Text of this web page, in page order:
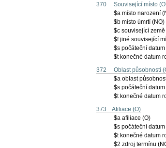
370 Související místo
$a místo narození
$b místo úmrtí (NO)
$c související země
$f jiné související
$s počáteční datum
$t konečné datum
372 Oblast působnosti
$a oblast
$s počáteční datum
$t konečné datum
373 Afiliace (O)
$a afiliace (O)
$s počáteční datum
$t konečné datum
$2 zdroj termínu